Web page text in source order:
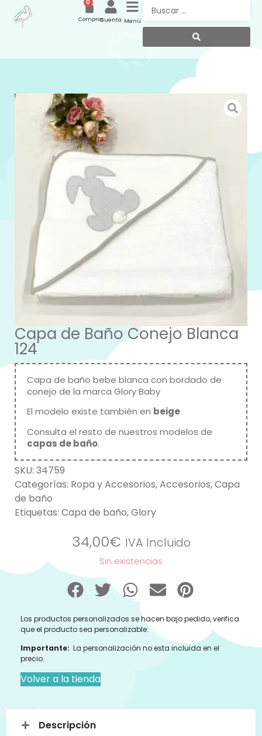
Menú
Cuenta
0
Compras
Capa de Baño Conejo Blanca
124
Capa de baño bebe blanca con bordado de
conejo de la marca Glory Baby
El modelo existe también en beige
Consulta el resto de nuestros modelos de
capas de baño.
SKU: 34759
Categorías: Ropa y Accesorios,Accesorios,Capa
de baño
Etiquetas: Capa de baño,Glory
34,00€ IVA Incluido
Sin existencias
Los productos personalizados se hacen bajo pedido, verifica
que el producto sea personalizable:
Importante: La personalización no esta incluida en el
precio.
Volver a la tienda
Descripción